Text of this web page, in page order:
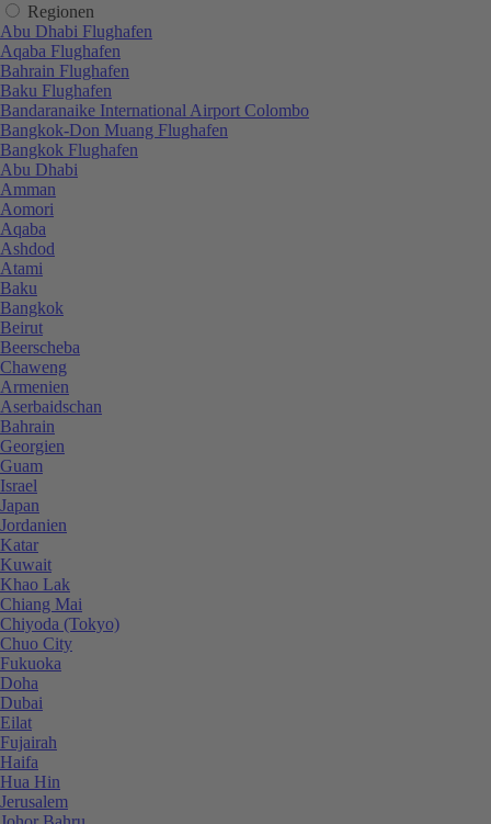
Regionen
Abu Dhabi Flughafen
Aqaba Flughafen
Bahrain Flughafen
Baku Flughafen
Bandaranaike International Airport Colombo
Bangkok-Don Muang Flughafen
Bangkok Flughafen
Abu Dhabi
Amman
Aomori
Aqaba
Ashdod
Atami
Baku
Bangkok
Beirut
Beerscheba
Chaweng
Armenien
Aserbaidschan
Bahrain
Georgien
Guam
Israel
Japan
Jordanien
Katar
Kuwait
Khao Lak
Chiang Mai
Chiyoda (Tokyo)
Chuo City
Fukuoka
Doha
Dubai
Eilat
Fujairah
Haifa
Hua Hin
Jerusalem